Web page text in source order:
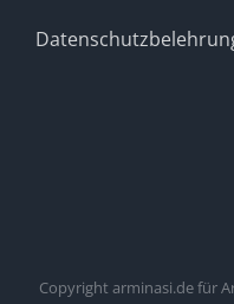
Copyright arminasi.defür